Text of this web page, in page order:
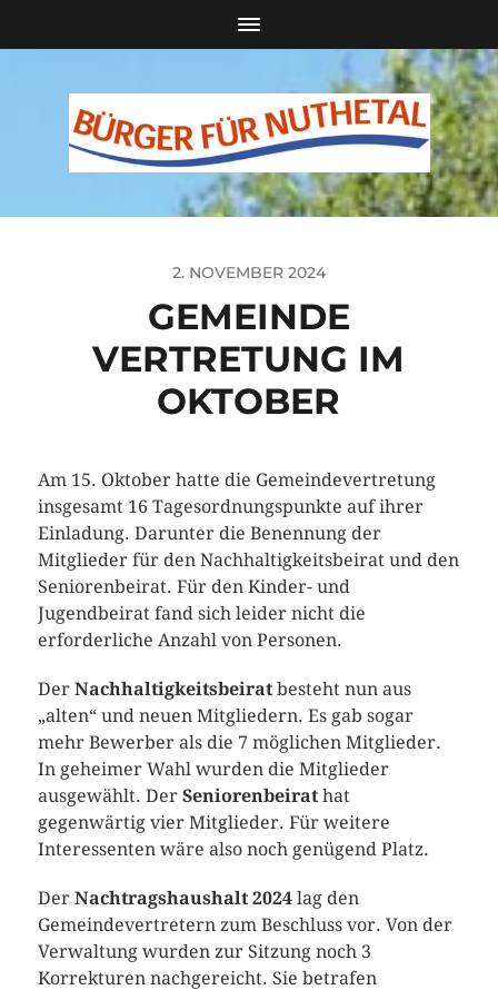
2. NOVEMBER 2024
GEMEINDE
VERTRETUNG IM
OKTOBER
Am 15. Oktober hatte die Gemeindevertretung
insgesamt 16 Tagesordnungspunkte auf ihrer
Einladung. Darunter die Benennung der
Mitglieder für den Nachhaltigkeitsbeirat und den
Seniorenbeirat. Für den Kinder- und
Jugendbeirat fand sich leider nicht die
erforderliche Anzahl von Personen.
Der Nachhaltigkeitsbeiratbesteht nun aus
„alten“ und neuen Mitgliedern. Es gab sogar
mehr Bewerber als die 7 möglichen Mitglieder.
In geheimer Wahl wurden die Mitglieder
ausgewählt. Der Seniorenbeirathat
gegenwärtig vier Mitglieder. Für weitere
Interessenten wäre also noch genügend Platz.
Der Nachtragshaushalt 2024lag den
Gemeindevertretern zum Beschluss vor. Von der
Verwaltung wurden zur Sitzung noch 3
Korrekturen nachgereicht. Sie betrafen